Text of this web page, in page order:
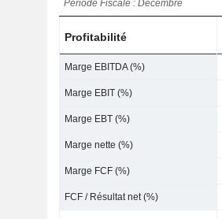
Période Fiscale : Décembre
Profitabilité
Marge EBITDA (%)
Marge EBIT (%)
Marge EBT (%)
Marge nette (%)
Marge FCF (%)
FCF / Résultat net (%)